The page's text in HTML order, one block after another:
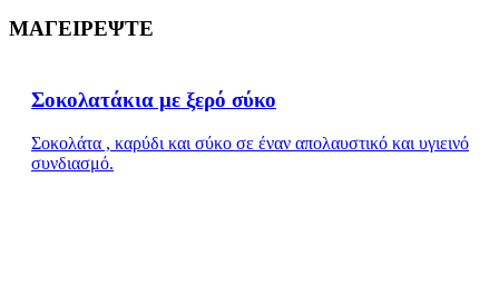
ΜΑΓΕΙΡΕΨΤΕ
Σοκολατάκια με ξερό σύκο
Σοκολάτα , καρύδι και σύκο σε έναν απολαυστικό και υγιεινό
συνδιασμό.